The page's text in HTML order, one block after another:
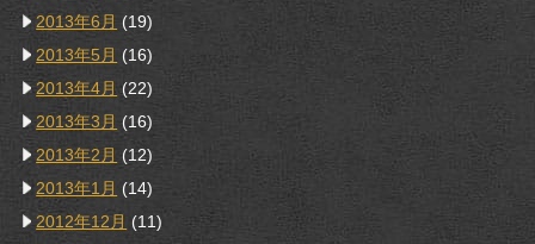
2013年6月 (19)
2013年5月 (16)
2013年4月 (22)
2013年3月 (16)
2013年2月 (12)
2013年1月 (14)
2012年12月 (11)